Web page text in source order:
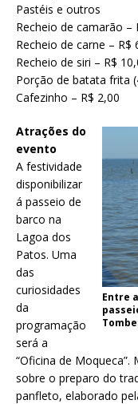
Pastéis e outros
Recheio de camarão –
Recheio de carne – R$
Recheio de siri – R$
Porção de batata frita
Cafezinho – R$ 2,00
Entre
Atrações do
evento
A festividade
disponibilizar
á passeio de
barco na
Lagoa dos
Patos. Uma
das
curiosidades
da
programação
será a
“Oficina de
sobre o preparo do
panfleto, elaborado